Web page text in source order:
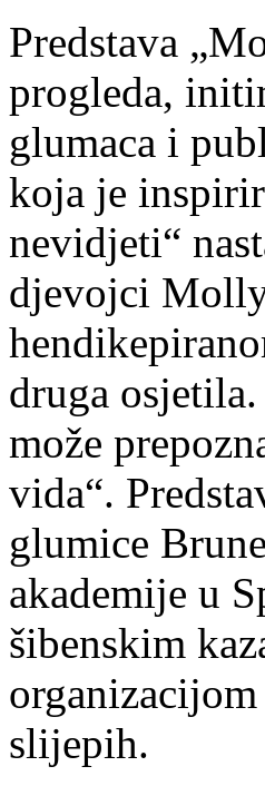
Predstava
progleda,
glumaca i
koja je
nevidjeti“
djevojci
druga
može
vida“.
glumice
akademije u
šibenskim
slijepih.